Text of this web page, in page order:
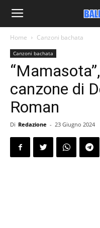
Home Canzoni bachata
Canzoni bachata
canzone di
Roman
Di Redazione - 23 Giugno 2024